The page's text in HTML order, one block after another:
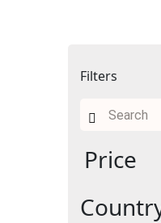
Filters
Search
Price